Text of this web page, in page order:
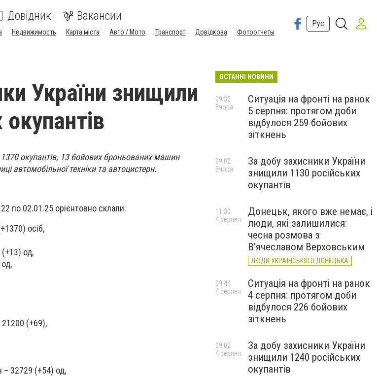
Довідник Вакансии
Недвижимость Карта міста Авто / Мото Транспорт Довідкова Фотоотчеты
Рус
України знищили
окупантів, 13 бойових броньованих машин
автомобільної техніки та автоцистерн.
по 02.01.25 орієнтовно склали:
осіб,
од,
21200 (+69),
– 32729 (+54) од,
ОСТАННІ НОВИНИ
Ситуація на фронті на ранок
5 серпня: протягом доби
відбулося 259 бойових
зіткнень
09:32
Вчора
За добу захисники України
знищили 1130 російських
окупантів
09:02
Вчора
Донецьк, якого вже немає, і
люди, які залишилися:
чесна розмова з
В’ячеславом Верховським
ЛЮДИ УКРАЇНСЬКОГО ДОНЕЦЬКА
11:30
4 серпня
Ситуація на фронті на ранок
4 серпня: протягом доби
відбулося 226 бойових
зіткнень
09:44
4 серпня
За добу захисники України
знищили 1240 російських
окупантів
09:02
4 серпня